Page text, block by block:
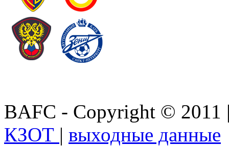
BAFC - Copyright © 2011
КЗОТ | выходные данные